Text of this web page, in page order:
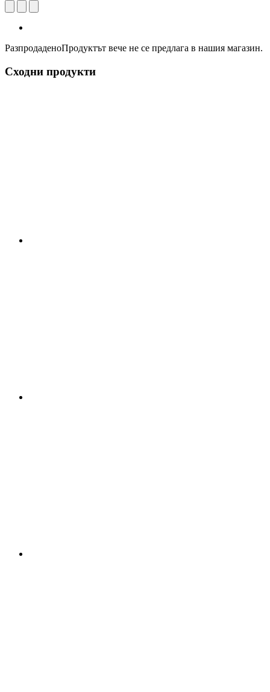
РазпродаденоПродуктът вече не се предлага в нашия магазин.
Сходни продукти